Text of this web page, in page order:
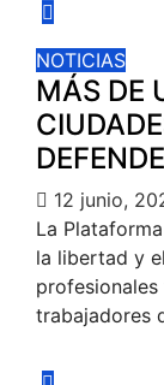
NOTICIAS
MÁS DE
12 junio,
La
la libertad y
trabajadores